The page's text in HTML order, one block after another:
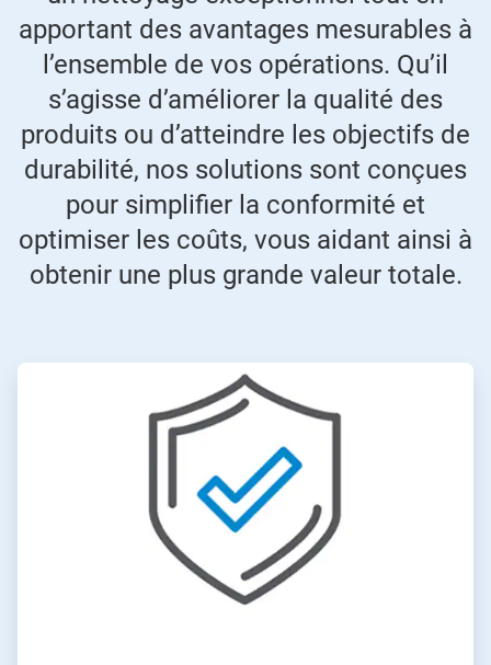
apportant des avantages mesurables à
l’ensemble de vos opérations. Qu’il
s’agisse d’améliorer la qualité des
produits ou d’atteindre les objectifs de
durabilité, nos solutions sont conçues
pour simplifier la conformité et
optimiser les coûts, vous aidant ainsi à
obtenir une plus grande valeur totale.
ArticleTile
1
de